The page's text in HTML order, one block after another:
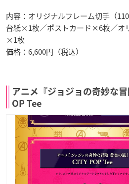
内容：オリジナルフレーム切手（
台紙×1枚／ポストカード×6枚／オ
×1枚
価格：6,600円（税込）
アニメ『ジョジョの奇妙な
OP Tee